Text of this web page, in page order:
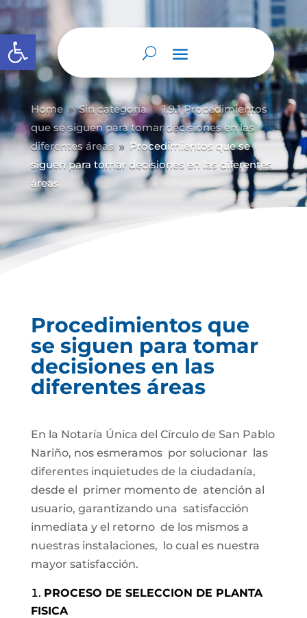
Abrir barra de herramientas
Home 9 Sin categoría 9 1.9.1 Procedimientos
que se siguen para tomar decisiones en las
diferentes áreas 9
Procedimientos que se
siguen para tomar decisiones en las diferentes
áreas
Procedimientos que
se siguen para tomar
decisiones en las
diferentes áreas
En la Notaría Única del Círculo de San Pablo
Nariño, nos esmeramos por solucionar las
diferentes inquietudes de la ciudadanía,
desde el primer momento de atención al
usuario, garantizando una satisfacción
inmediata y el retorno de los mismos a
nuestras instalaciones, lo cual es nuestra
mayor satisfacción.
PROCESO DE SELECCION DE PLANTA
FISICA